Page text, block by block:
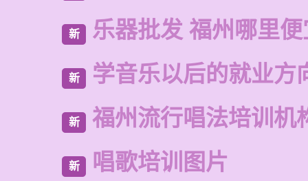
新 乐器批发 福州哪里
新 学音乐以后的就业方
新 福州流行唱法培训机
新 唱歌培训图片